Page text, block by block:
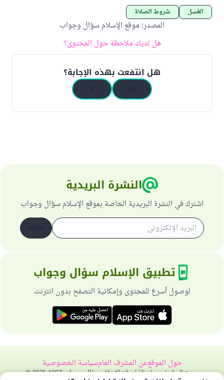
الغسل شروط الصلاة
المصدر: موقع الإسلام سؤال وجواب
هل لديك ملاحظة حول المحتوى؟
هل انتفعت بهذه الإجابة؟
النشرة البريدية
اشترك في النشرة البريدية الخاصة بموقع الإسلام سؤال وجواب
تطبيق الإسلام سؤال وجواب
لوصول أسرع للمحتوى وإمكانية التصفح بدون انترنت
حول الموقععن المشرف العامسياسة الخصوصية
جميع الحقوق محفوظة لموقع الإسلام سؤال وجواب 1997-2025 ©